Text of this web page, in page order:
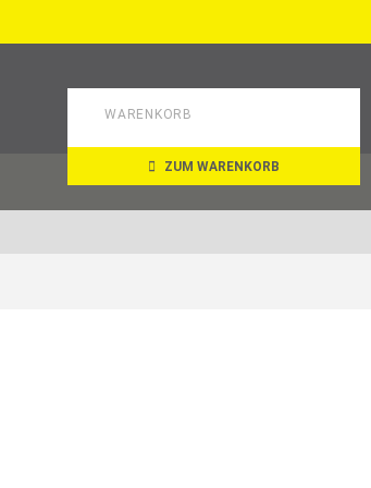
WARENKORB
ZUM WARENKORB